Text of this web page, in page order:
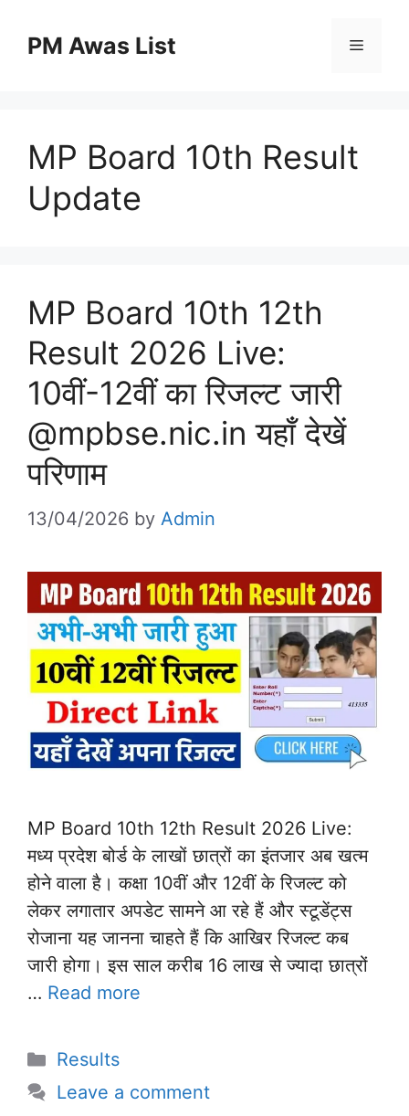
PM Awas List Menu
MP Board 10th Result
Update
MP Board 10th 12th
Result 2026 Live:
10वीं-12वीं का रिजल्ट जारी
@mpbse.nic.in यहाँ देखें
परिणाम
13/04/2026 by Admin
MP Board 10th 12th Result 2026 Live:
मध्य प्रदेश बोर्ड के लाखों छात्रों का इंतजार अब खत्म
होने वाला है। कक्षा 10वीं और 12वीं के रिजल्ट को
लेकर लगातार अपडेट सामने आ रहे हैं और स्टूडेंट्स
रोजाना यह जानना चाहते हैं कि आखिर रिजल्ट कब
जारी होगा। इस साल करीब 16 लाख से ज्यादा छात्रों
… Read more
Categories
Results
Leave a comment